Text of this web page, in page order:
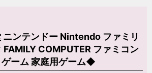
ンテンドー Nintendo ファミリ
FAMILY COMPUTER ファミコン
ゲーム 家庭用ゲーム◆